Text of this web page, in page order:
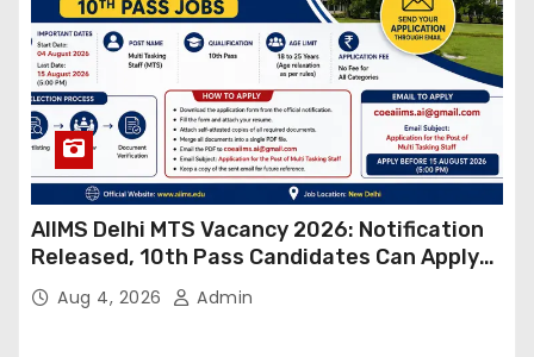
AIIMS Delhi MTS Vacancy 2026: Notification
Released, 10th Pass Candidates Can Apply
Through Email
Aug 4, 2026 Admin